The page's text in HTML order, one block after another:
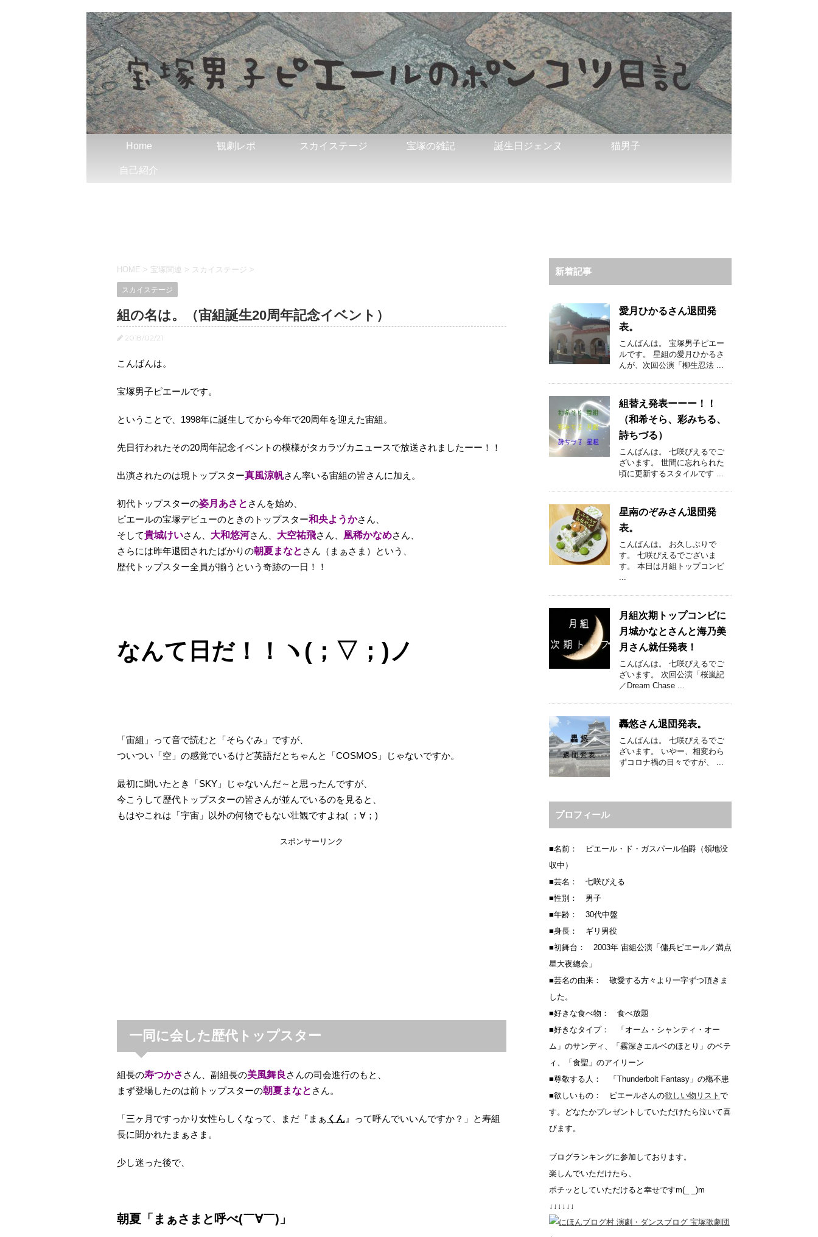
Home 観劇レポ スカイステージ 宝塚の雑記 誕生日ジェンヌ 猫男子
自己紹介
HOME > 宝塚関連 > スカイステージ >
スカイステージ
組の名は。（宙組誕生20周年記念イベント）
2018/02/21
こんばんは。
宝塚男子ピエールです。
ということで、1998年に誕生してから今年で20周年を迎えた宙組。
先日行われたその20周年記念イベントの模様がタカラヅカニュースで放送されましたーー！！
出演されたのは現トップスター真風涼帆さん率いる宙組の皆さんに加え。
初代トップスターの姿月あさと さんを始め、
ピエールの宝塚デビューのときのトップスター和央ようかさん、
そして貴城けいさん、 大和悠河さん、 大空祐飛さん、 凰稀かなめさん、
さらには昨年退団されたばかりの朝夏まなと さん（まぁさま）という、
歴代トップスター全員が揃うという奇跡の一日！！
なんて日だ！！ヽ(；▽；)ノ
「宙組」って音で読むと「そらぐみ」ですが、
ついつい「空」の感覚でいるけど英語だとちゃんと「COSMOS」じゃないですか。
最初に聞いたとき「SKY」じゃないんだ～と思ったんですが、
今こうして歴代トップスターの皆さんが並んでいるのを見ると、
もはやこれは「宇宙」以外の何物でもない壮観ですよね( ；∀；)
スポンサーリンク
一同に会した歴代トップスター
組長の寿つかさ さん、副組長の美風舞良 さんの司会進行のもと、
まず登場したのは前トップスターの朝夏まなと さん。
「三ヶ月ですっかり女性らしくなって、まだ『まぁ くん 』って呼んでいいんですか？」と寿組
長に聞かれたまぁさま。
少し迷った後で、
朝夏「まぁさまと呼べ(￣∀￣)」
新着記事
愛月ひかるさん退団発
表。
こんばんは。 宝塚男子ピエー
ルです。 星組の愛月ひかるさ
んが、次回公演「柳生忍法 ...
組替え発表ーーー！！
（和希そら、彩みちる、
詩ちづる）
こんばんは。 七咲ぴえるでご
ざいます。 世間に忘れられた
頃に更新するスタイルです ...
星南のぞみさん退団発
表。
こんばんは。 お久しぶりで
す。 七咲ぴえるでございま
す。 本日は月組トップコンビ
...
月組次期トップコンビに
月城かなとさんと海乃美
月さん就任発表！
こんばんは。 七咲ぴえるでご
ざいます。 次回公演「桜嵐記
／Dream Chase ...
轟悠さん退団発表。
こんばんは。 七咲ぴえるでご
ざいます。 いやー、相変わら
ずコロナ禍の日々ですが、 ...
プロフィール
■名前： ピエール・ド・ガスパール伯爵（領地没
収中）
■芸名： 七咲ぴえる
■性別： 男子
■年齢： 30代中盤
■身長： ギリ男役
■初舞台： 2003年 宙組公演「傭兵ピエール／満点
星大夜總会」
■芸名の由来： 敬愛する方々より一字ずつ頂きま
した。
■好きな食べ物： 食べ放題
■好きなタイプ： 「オーム・シャンティ・オー
ム」のサンディ、「霧深きエルベのほとり」のベテ
ィ、「食聖」のアイリーン
■尊敬する人： 「Thunderbolt Fantasy」の殤不患
■欲しいもの： ピエールさんの欲しい物リスト で
す。どなたかプレゼントしていただけたら泣いて喜
びます。
ブログランキングに参加しております。
楽しんでいただけたら、
ポチッとしていただけると幸せですm(_ _)m
↓↓↓↓↓↓